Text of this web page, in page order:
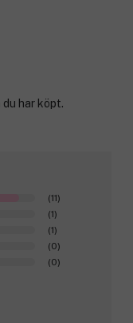
har köpt.
(11)
(1)
(1)
(0)
(0)